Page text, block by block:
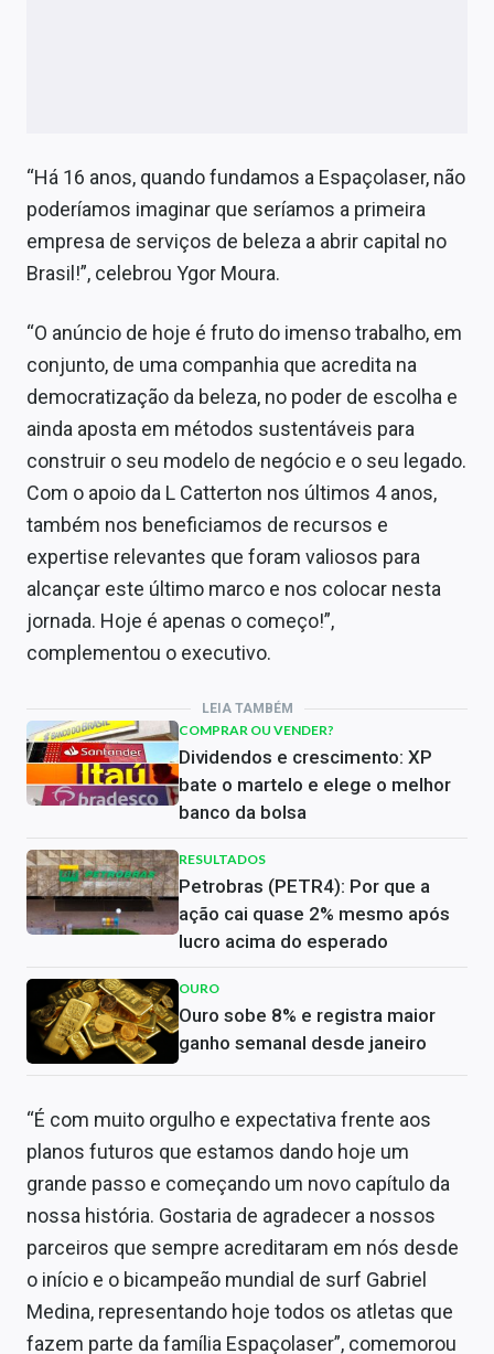
“Há 16 anos, quando fundamos a Espaçolaser, não
poderíamos imaginar que seríamos a primeira
empresa de serviços de beleza a abrir capital no
Brasil!”, celebrou Ygor Moura.
“O anúncio de hoje é fruto do imenso trabalho, em
conjunto, de uma companhia que acredita na
democratização da beleza, no poder de escolha e
ainda aposta em métodos sustentáveis para
construir o seu modelo de negócio e o seu legado.
Com o apoio da L Catterton nos últimos 4 anos,
também nos beneficiamos de recursos e
expertise relevantes que foram valiosos para
alcançar este último marco e nos colocar nesta
jornada. Hoje é apenas o começo!”,
complementou o executivo.
LEIA TAMBÉM
COMPRAR OU VENDER?
Dividendos e crescimento: XP
bate o martelo e elege o melhor
banco da bolsa
RESULTADOS
Petrobras (PETR4): Por que a
ação cai quase 2% mesmo após
lucro acima do esperado
OURO
Ouro sobe 8% e registra maior
ganho semanal desde janeiro
“É com muito orgulho e expectativa frente aos
planos futuros que estamos dando hoje um
grande passo e começando um novo capítulo da
nossa história. Gostaria de agradecer a nossos
parceiros que sempre acreditaram em nós desde
o início e o bicampeão mundial de surf Gabriel
Medina, representando hoje todos os atletas que
fazem parte da família Espaçolaser”, comemorou